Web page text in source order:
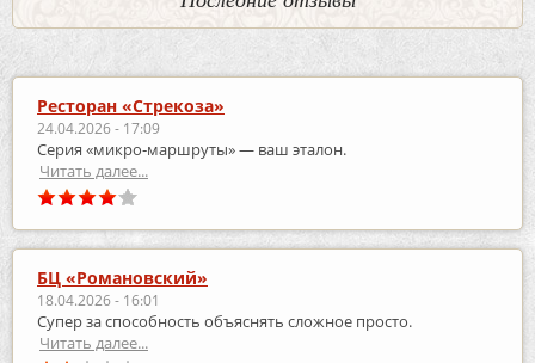
Ресторан «Стрекоза»
24.04.2026 - 17:09
Серия «микро‑маршруты» — ваш эталон.
Читать далее...
БЦ «Романовский»
18.04.2026 - 16:01
Супер за способность объяснять сложное просто.
Читать далее...